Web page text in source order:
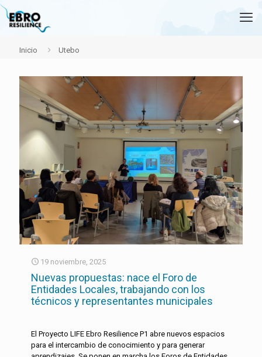
Inicio Utebo
19 noviembre, 2025
Nuevas propuestas: nace el Foro de
Entidades Locales, trabajando con los
técnicos y representantes municipales
El Proyecto LIFE Ebro Resilience P1 abre nuevos espacios
para el intercambio de conocimiento y para generar